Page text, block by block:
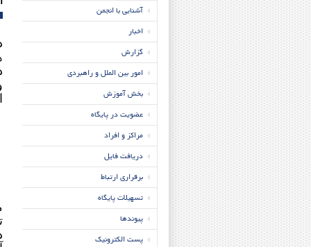
آشنایی با انجمن
اخبار
گزارش
امور بین الملل و راهبردی
بخش آموزش
عضویت در پایگاه
مراکز و افراد
دریافت فایل
برقراری ارتباط
تسهیلات پایگاه
پیوندها
پست الکترونیک